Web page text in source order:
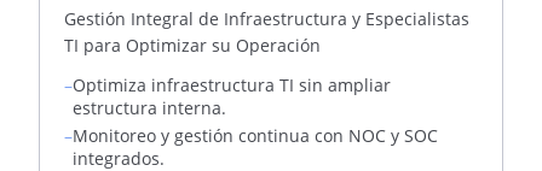
Gestión Integral de Infraestructura y Especialistas
TI para Optimizar su Operación
–Optimiza infraestructura TI sin ampliar
estructura interna.
–Monitoreo y gestión continua con NOC y SOC
integrados.